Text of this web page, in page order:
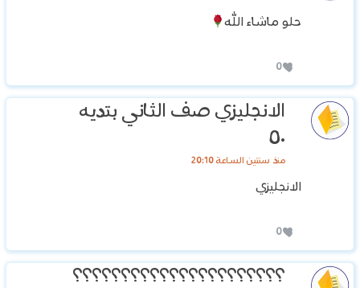
حلو ماشاء الله
0
الانجليزي صف الثاني بتديه
٥٠
منذ سنتين الساعة 20:10
الانجليزي
0
؟؟؟؟؟؟؟؟؟؟؟؟؟؟؟؟؟؟؟؟؟؟